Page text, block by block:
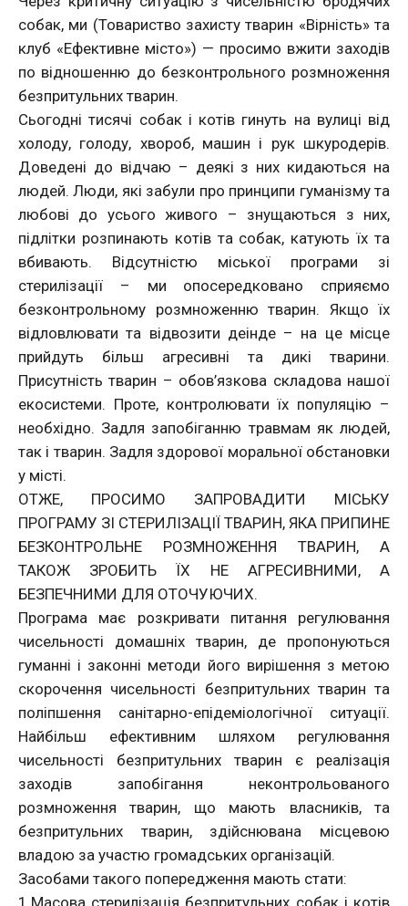
собак, ми (Товариство захисту тварин «Вірність» та
клуб «Ефективне місто») — просимо вжити заходів
по відношенню до безконтрольного розмноження
безпритульних тварин.
Сьогодні тисячі собак і котів гинуть на вулиці від
холоду, голоду, хвороб, машин і рук шкуродерів.
Доведені до відчаю – деякі з них кидаються на
людей. Люди, які забули про принципи гуманізму та
любові до усього живого – знущаються з них,
підлітки розпинають котів та собак, катують їх та
вбивають. Відсутністю міської програми зі
стерилізації – ми опосередковано сприяємо
безконтрольному розмноженню тварин. Якщо їх
відловлювати та відвозити деінде – на це місце
прийдуть більш агресивні та дикі тварини.
Присутність тварин – обов’язкова складова нашої
екосистеми. Проте, контролювати їх популяцію –
необхідно. Задля запобіганню травмам як людей,
так і тварин. Задля здорової моральної обстановки
у місті.
ОТЖЕ, ПРОСИМО ЗАПРОВАДИТИ МІСЬКУ
ПРОГРАМУ ЗІ СТЕРИЛІЗАЦІЇ ТВАРИН, ЯКА ПРИПИНЕ
БЕЗКОНТРОЛЬНЕ РОЗМНОЖЕННЯ ТВАРИН, А
ТАКОЖ ЗРОБИТЬ ЇХ НЕ АГРЕСИВНИМИ, А
БЕЗПЕЧНИМИ ДЛЯ ОТОЧУЮЧИХ.
Програма має розкривати питання регулювання
чисельності домашніх тварин, де пропонуються
гуманні і законні методи його вирішення з метою
скорочення чисельності безпритульних тварин та
поліпшення санітарно-епідеміологічної ситуації.
Найбільш ефективним шляхом регулювання
чисельності безпритульних тварин є реалізація
заходів запобігання неконтрольованого
розмноження тварин, що мають власників, та
безпритульних тварин, здійснювана місцевою
владою за участю громадських організацій.
Засобами такого попередження мають стати: